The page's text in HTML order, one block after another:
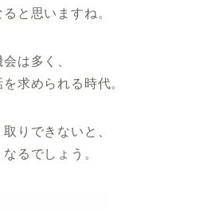
と思いますね。
は多く、
求められる時代。
りできないと、
るでしょう。